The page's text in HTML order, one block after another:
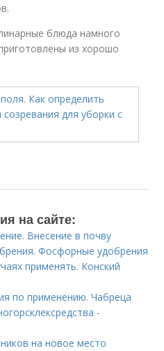
блюда намного
из хорошо
на сайте:
Внесение в почву
Фосфорные удобрения
применять. Конский
по применению. Чабреца
-
на новое место